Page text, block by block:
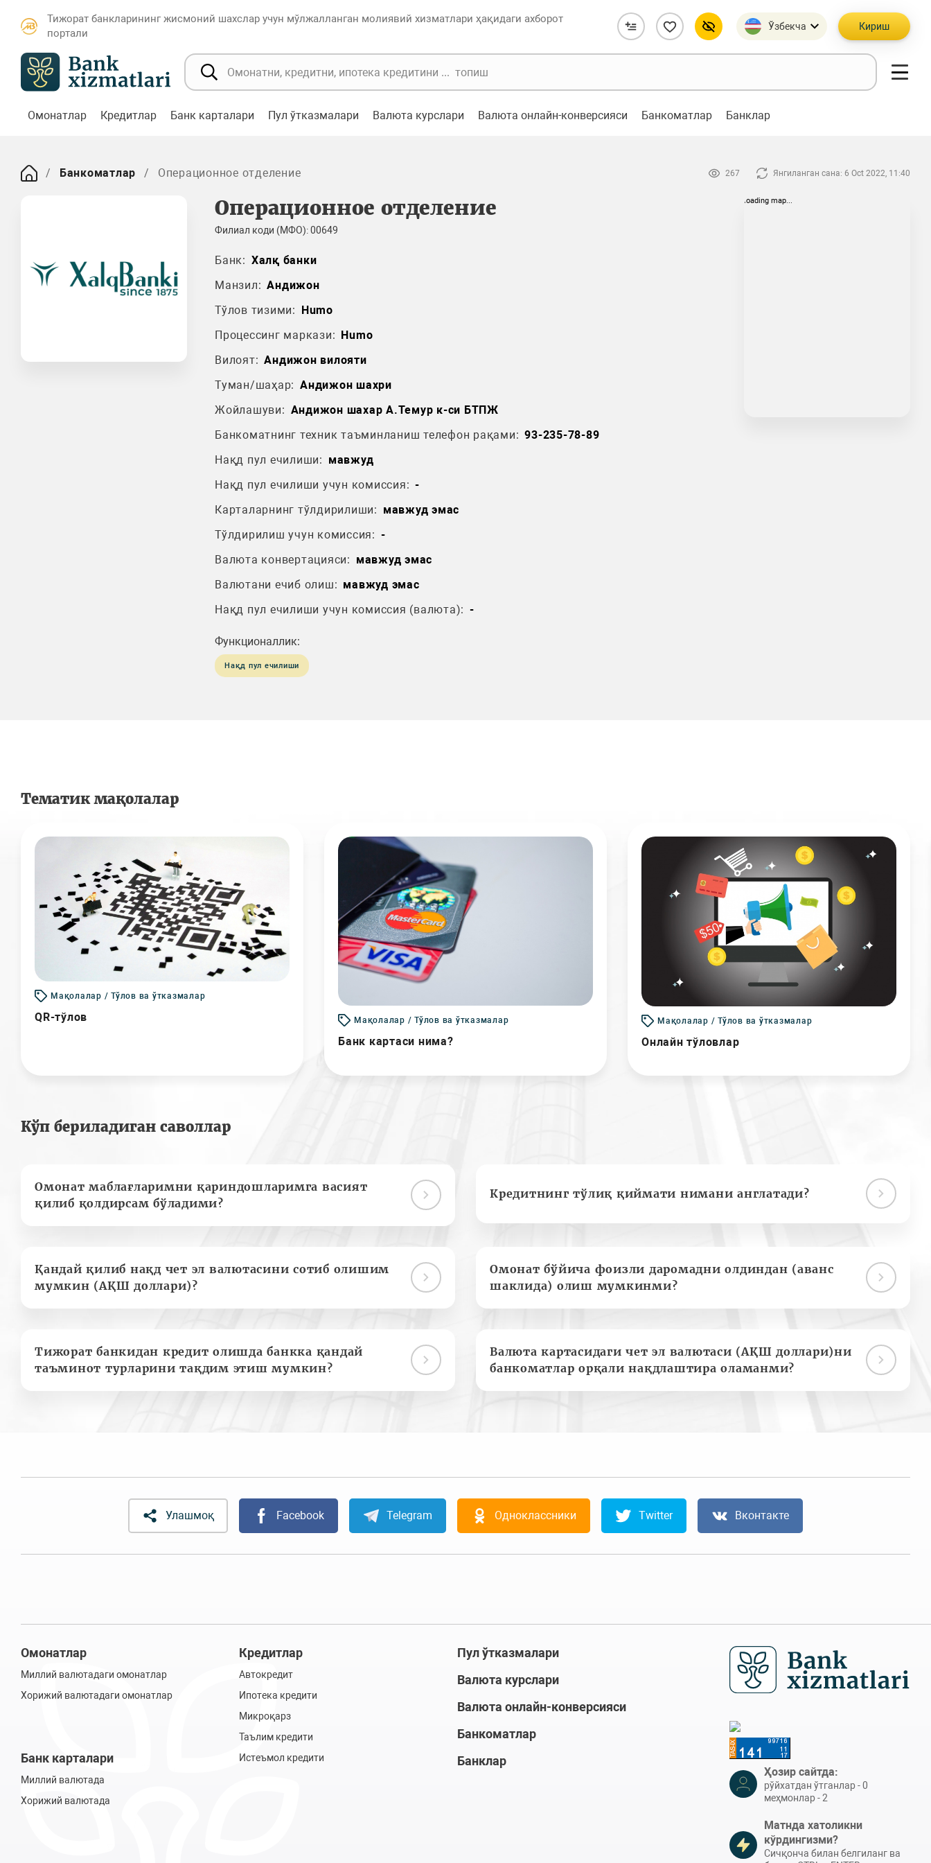
Тижорат банкларининг жисмоний шахслар учун мўлжалланган молиявий хизматлари ҳақидаги ахборот
портали
Ўзбекча Кириш
Омонатлар Кредитлар Банк карталари Пул ўтказмалари Валюта курслари Валюта онлайн-конверсияси Банкоматлар Банклар
Банкоматлар Операционное отделение 267 Янгиланган сана: 6 Oct 2022, 11:40
Операционное отделение
Филиал коди (МФО): 00649
Банк: Халқ банки
Манзил: Андижон
Тўлов тизими: Humo
Процессинг маркази: Humo
Вилоят: Андижон вилояти
Туман/шаҳар: Андижон шахри
Жойлашуви: Андижон шахар А.Темур к-си БТПЖ
Банкоматнинг техник таъминланиш телефон рақами: 93-235-78-89
Нақд пул ечилиши: мавжуд
Нақд пул ечилиши учун комиссия: -
Карталарнинг тўлдирилиши: мавжуд эмас
Тўлдирилиш учун комиссия: -
Валюта конвертацияси: мавжуд эмас
Валютани ечиб олиш: мавжуд эмас
Нақд пул ечилиши учун комиссия (валюта): -
Функционаллик:
Нақд пул ечилиши
loading map...
Тематик мақолалар
Мақолалар / Тўлов ва ўтказмалар
QR-тўлов Мақолалар / Тўлов ва ўтказмалар
Банк картаси нима?
Мақолалар / Тўлов ва ўтказмалар
Онлайн тўловлар
Кўп бериладиган саволлар
Омонат маблағларимни қариндошларимга васият
қилиб қолдирсам бўладими?
Кредитнинг тўлиқ қиймати нимани англатади?
Қандай қилиб нақд чет эл валютасини сотиб олишим
мумкин (АҚШ доллари)?
Омонат бўйича фоизли даромадни олдиндан (аванс
шаклида) олиш мумкинми?
Тижорат банкидан кредит олишда банкка қандай
таъминот турларини тақдим этиш мумкин?
Валюта картасидаги чет эл валютаси (АҚШ доллари)ни
банкоматлар орқали нақдлаштира оламанми?
Улашмоқ Facebook Telegram Одноклассники Twitter Вконтакте
Омонатлар
Миллий валютадаги омонатлар
Хорижий валютадаги омонатлар
Банк карталари
Миллий валютада
Хорижий валютада
Кредитлар
Автокредит
Ипотека кредити
Микроқарз
Таълим кредити
Истеъмол кредити
Пул ўтказмалари
Валюта курслари
Валюта онлайн-конверсияси
Банкоматлар
Банклар
Ҳозир сайтда:
рўйхатдан ўтганлар - 0
меҳмонлар - 2
Матнда хатоликни
кўрдингизми?
Сичқонча билан белгиланг ва